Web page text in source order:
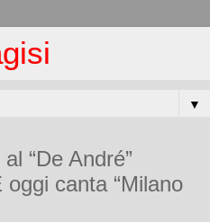
▼
“De André”
canta “Milano